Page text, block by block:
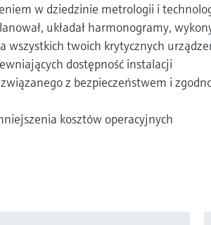
w dziedzinie metrologii i
układał harmonogramy,
wszystkich twoich krytycznych
dostępność instalacji
z bezpieczeństwem i
kosztów operacyjnych